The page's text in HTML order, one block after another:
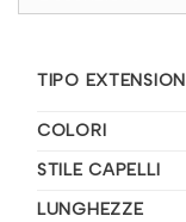
TIPO EXTENSION
COLORI
STILE CAPELLI
LUNGHEZZE